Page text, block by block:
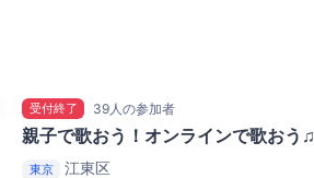
受付終了 39人の参加者
親子で歌おう！オンラインで歌おう♫
東京 江東区